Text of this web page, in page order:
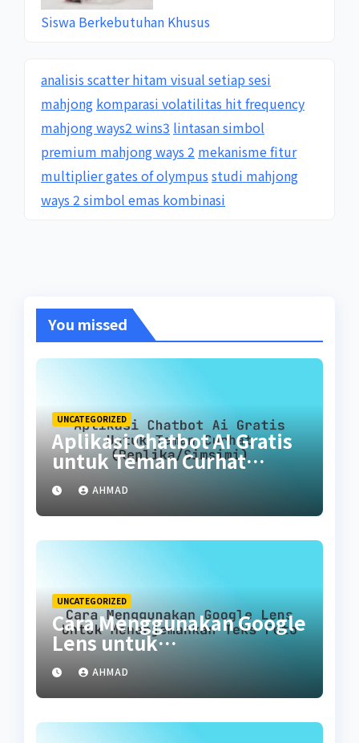
Siswa Berkebutuhan Khusus
analisis scatter hitam visual setiap sesi
mahjong komparasi volatilitas hit frequency
mahjong ways2 wins3 lintasan simbol
premium mahjong ways 2 mekanisme fitur
multiplier gates of olympus studi mahjong
ways 2 simbol emas kombinasi
You missed
UNCATEGORIZED
Aplikasi Chatbot AI Gratis
untuk Teman Curhat
(Replika/SimSimi)
AHMAD
UNCATEGORIZED
Cara Menggunakan Google
Lens untuk
Menerjemahkan Teks Foto
AHMAD